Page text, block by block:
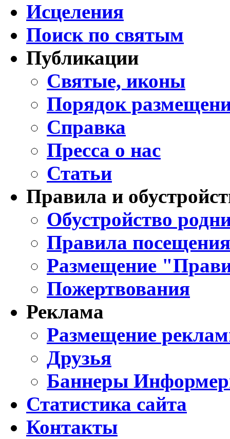
Исцеления
Поиск по святым
Публикации
Святые, иконы
Порядок
Справка
Пресса о нас
Статьи
Правила и
Обустройство
Правила
Размещение
Пожертвования
Реклама
Размещение
Друзья
Баннеры
Статистика сайта
Контакты